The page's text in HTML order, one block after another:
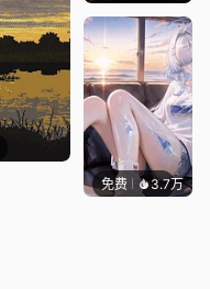
免费 3.7万豆子